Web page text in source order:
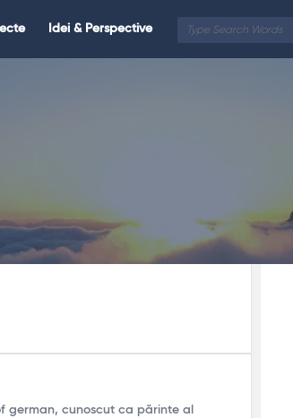
Idei & Perspective
german, cunoscut ca părinte al